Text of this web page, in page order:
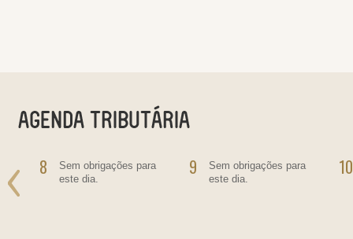
8
Sem obrigações para
este dia.
9
Sem obrigações para
este dia.
10